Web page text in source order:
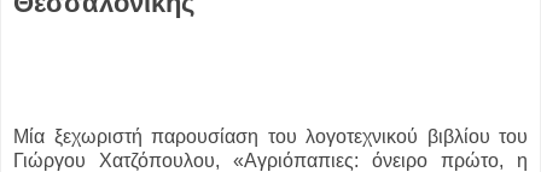
Μία ξεχωριστή παρουσίαση του λογοτεχνικού βιβλίου του
Γιώργου Χατζόπουλου, «Αγριόπαπιες: όνειρο πρώτο, η